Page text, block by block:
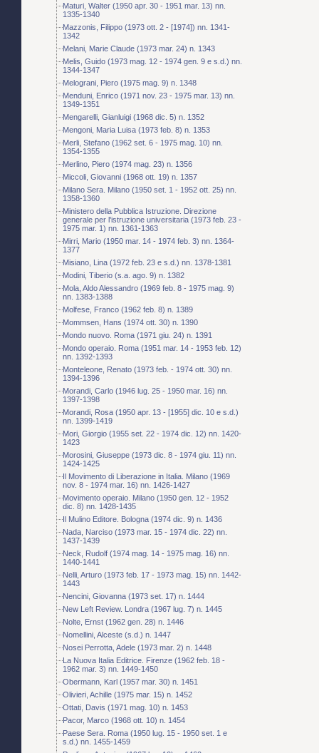
Maturi, Walter (1950 apr. 30 - 1951 mar. 13) nn.
1335-1340
Mazzonis, Filippo (1973 ott. 2 - [1974]) nn. 1341-
1342
Melani, Marie Claude (1973 mar. 24) n. 1343
Melis, Guido (1973 mag. 12 - 1974 gen. 9 e s.d.) nn.
1344-1347
Melograni, Piero (1975 mag. 9) n. 1348
Menduni, Enrico (1971 nov. 23 - 1975 mar. 13) nn.
1349-1351
Mengarelli, Gianluigi (1968 dic. 5) n. 1352
Mengoni, Maria Luisa (1973 feb. 8) n. 1353
Merli, Stefano (1962 set. 6 - 1975 mag. 10) nn.
1354-1355
Merlino, Piero (1974 mag. 23) n. 1356
Miccoli, Giovanni (1968 ott. 19) n. 1357
Milano Sera. Milano (1950 set. 1 - 1952 ott. 25) nn.
1358-1360
Ministero della Pubblica Istruzione. Direzione
generale per l'istruzione universitaria (1973 feb. 23 -
1975 mar. 1) nn. 1361-1363
Mirri, Mario (1950 mar. 14 - 1974 feb. 3) nn. 1364-
1377
Misiano, Lina (1972 feb. 23 e s.d.) nn. 1378-1381
Modini, Tiberio (s.a. ago. 9) n. 1382
Mola, Aldo Alessandro (1969 feb. 8 - 1975 mag. 9)
nn. 1383-1388
Molfese, Franco (1962 feb. 8) n. 1389
Mommsen, Hans (1974 ott. 30) n. 1390
Mondo nuovo. Roma (1971 giu. 24) n. 1391
Mondo operaio. Roma (1951 mar. 14 - 1953 feb. 12)
nn. 1392-1393
Monteleone, Renato (1973 feb. - 1974 ott. 30) nn.
1394-1396
Morandi, Carlo (1946 lug. 25 - 1950 mar. 16) nn.
1397-1398
Morandi, Rosa (1950 apr. 13 - [1955] dic. 10 e s.d.)
nn. 1399-1419
Mori, Giorgio (1955 set. 22 - 1974 dic. 12) nn. 1420-
1423
Morosini, Giuseppe (1973 dic. 8 - 1974 giu. 11) nn.
1424-1425
Il Movimento di Liberazione in Italia. Milano (1969
nov. 8 - 1974 mar. 16) nn. 1426-1427
Movimento operaio. Milano (1950 gen. 12 - 1952
dic. 8) nn. 1428-1435
Il Mulino Editore. Bologna (1974 dic. 9) n. 1436
Nada, Narciso (1973 mar. 15 - 1974 dic. 22) nn.
1437-1439
Neck, Rudolf (1974 mag. 14 - 1975 mag. 16) nn.
1440-1441
Nelli, Arturo (1973 feb. 17 - 1973 mag. 15) nn. 1442-
1443
Nencini, Giovanna (1973 set. 17) n. 1444
New Left Review. Londra (1967 lug. 7) n. 1445
Nolte, Ernst (1962 gen. 28) n. 1446
Nomellini, Alceste (s.d.) n. 1447
Nosei Perrotta, Adele (1973 mar. 2) n. 1448
La Nuova Italia Editrice. Firenze (1962 feb. 18 -
1962 mar. 3) nn. 1449-1450
Obermann, Karl (1957 mar. 30) n. 1451
Olivieri, Achille (1975 mar. 15) n. 1452
Ottati, Davis (1971 mag. 10) n. 1453
Pacor, Marco (1968 ott. 10) n. 1454
Paese Sera. Roma (1950 lug. 15 - 1950 set. 1 e
s.d.) nn. 1455-1459